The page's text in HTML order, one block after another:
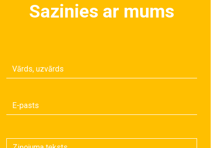
Sazinies ar mums